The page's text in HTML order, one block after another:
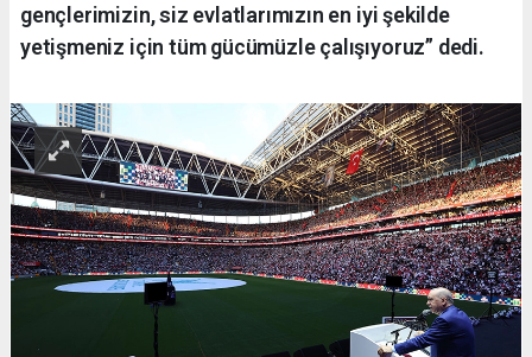
gençlerimizin, siz evlatlarımızın en iyi şekilde
yetişmeniz için tüm gücümüzle çalışıyoruz” dedi.